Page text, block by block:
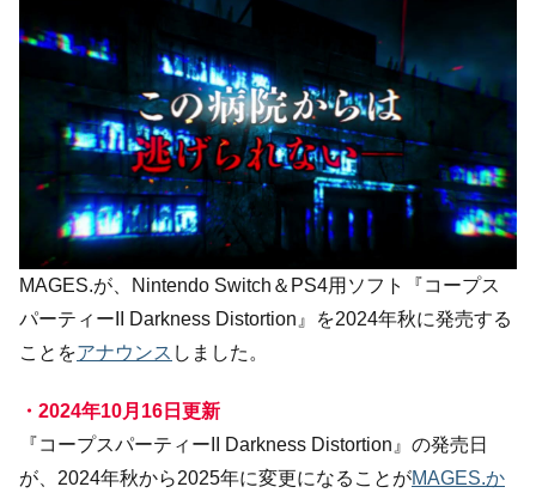
MAGES.が、Nintendo Switch＆PS4用ソフト『コープス
パーティーII Darkness Distortion』を2024年秋に発売する
ことをアナウンス しました。
・2024年10月16日更新
『コープスパーティーII Darkness Distortion』の発売日
が、2024年秋から2025年に変更になることがMAGES.か